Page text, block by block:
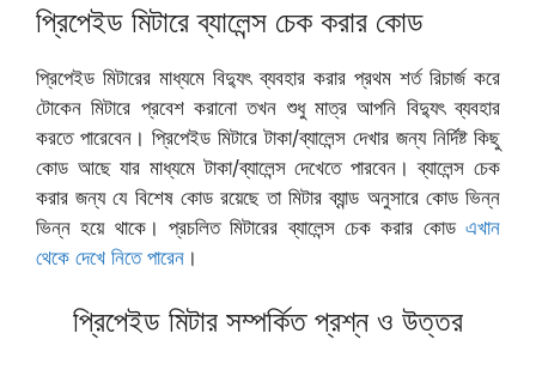
প্রিপেইড মিটারে ব্যালেন্স চেক করার কোড
প্রিপেইড মিটারের মাধ্যমে বিদ্যুৎ ব্যবহার করার প্রথম শর্ত রিচার্জ করে
টোকেন মিটারে প্রবেশ করানো তখন শুধু মাত্র আপনি বিদ্যুৎ ব্যবহার
করতে পারেবেন। প্রিপেইড মিটারে টাকা/ব্যালেন্স দেখার জন্য নির্দিষ্ট কিছু
কোড আছে যার মাধ্যমে টাকা/ব্যালেন্স দেখেতে পারবেন। ব্যালেন্স চেক
করার জন্য যে বিশেষ কোড রয়েছে তা মিটার ব্যান্ড অনুসারে কোড ভিন্ন
ভিন্ন হয়ে থাকে। প্রচলিত মিটারের ব্যালেন্স চেক করার কোড এখান
থেকে দেখে নিতে পারেন ।
প্রিপেইড মিটার সম্পর্কিত প্রশ্ন ও উত্তর